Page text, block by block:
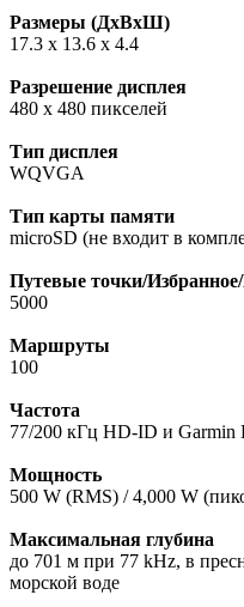
Размеры (ДxВxШ)
17.3 x 13.6 x 4.4
Разрешение дисплея
480 x 480 пикселей
Тип дисплея
WQVGA
Тип карты памяти
microSD (не входит в
Путевые точки/
5000
Маршруты
100
Частота
77/200 кГц HD-ID и
Мощность
500 W (RMS) / 4,000 W
Максимальная глубина
до 701 м при 77 kHz, в
морской воде